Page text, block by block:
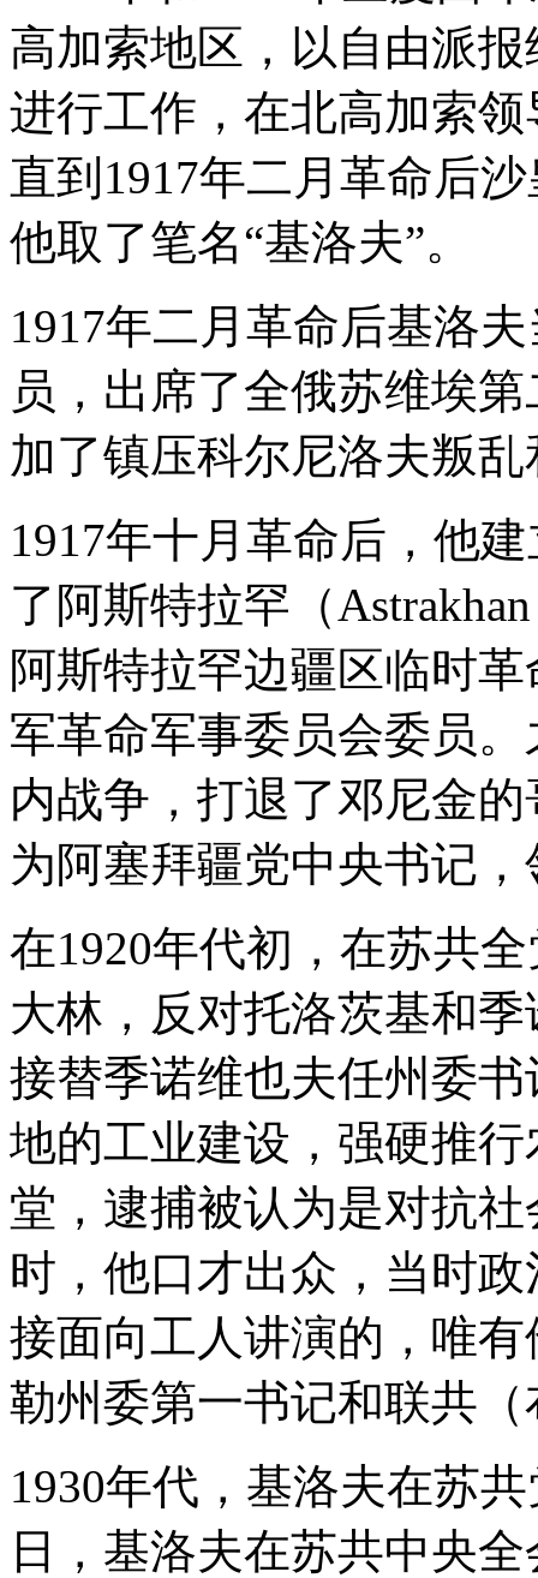
高加索地区，以自由派
进行工作，在北高加索
直到1917年二月革命后
他取了笔名“基洛夫”。
1917年二月革命后基洛
员，出席了全俄苏维埃
加了镇压科尔尼洛夫叛
1917年十月革命后，他
了阿斯特拉罕（
阿斯特拉罕边疆区临时
军革命军事委员会委员
内战争，打退了邓尼金
为阿塞拜疆党中央书记
在1920年代初，在苏共
大林，反对托洛茨基和
接替季诺维也夫任州委
地的工业建设，强硬推
堂，逮捕被认为是对抗
时，他口才出众，当时
接面向工人讲演的，唯
勒州委第一书记和联共
1930年代，基洛夫在苏
日，基洛夫在苏共中央